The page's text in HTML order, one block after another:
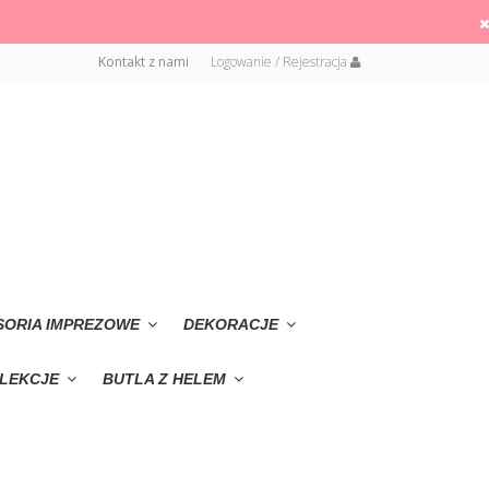
Logowanie / Rejestracja
Kontakt z nami
IMPREZOWE DEKORACJE
BUTLA Z HELEM